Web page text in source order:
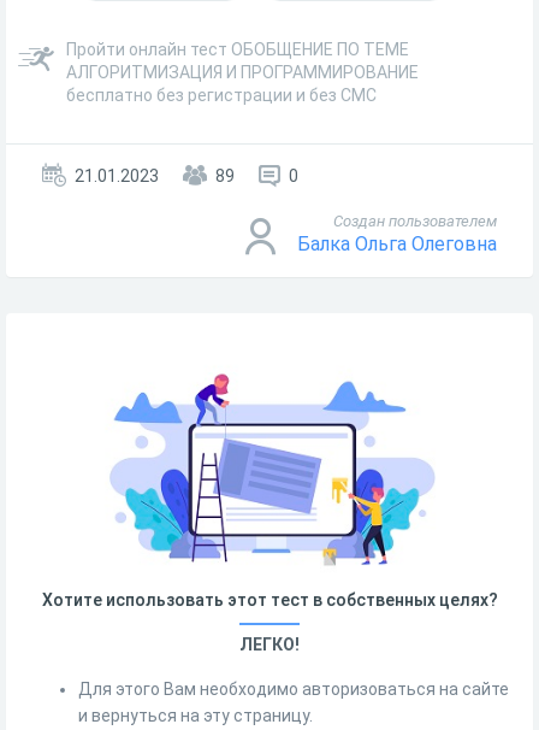
Пройти онлайн тест ОБОБЩЕНИЕ ПО ТЕМЕ
АЛГОРИТМИЗАЦИЯ И ПРОГРАММИРОВАНИЕ
бесплатно без регистрации и без СМС
21.01.2023 89 0
Создан пользователем
Балка Ольга Олеговна
Хотите использовать этот тест в собственных целях?
ЛЕГКО!
Для этого Вам необходимо авторизоваться на сайте
и вернуться на эту страницу.